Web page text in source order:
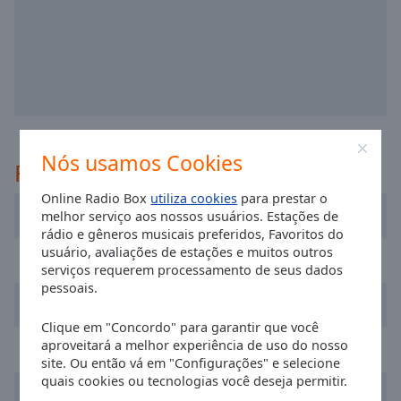
Nós usamos Cookies
Online Radio Box utiliza cookies para prestar o
melhor serviço aos nossos usuários. Estações de
rádio e gêneros musicais preferidos, Favoritos do
usuário, avaliações de estações e muitos outros
serviços requerem processamento de seus dados
pessoais.
Clique em "Concordo" para garantir que você
aproveitará a melhor experiência de uso do nosso
site. Ou então vá em "Configurações" e selecione
quais cookies ou tecnologias você deseja permitir.
Picture
This
modal
window.
Beginning
window.
Escape
Recomendado
Cadena 100 Barcelona
Flaix FM
Pepe Radio